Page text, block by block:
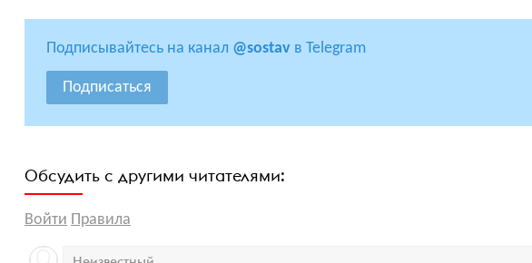
Подписывайтесь на канал @sostav в Telegram
Подписаться
Обсудить с другими читателями:
Войти Правила